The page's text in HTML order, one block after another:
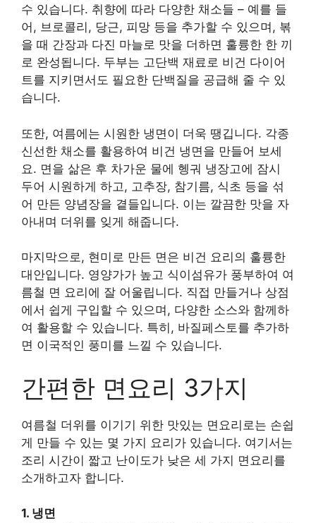
수 있습니다. 취향에 따라 다양한 채소들 – 예를 들
어, 브로콜리, 당근, 피망 등을 추가할 수 있으며, 볶
을 때 간장과 다진 마늘로 맛을 더하면 훌륭한 한 끼
로 완성됩니다. 두부는 고단백 재료로 비건 다이어
트를 지키면서도 필요한 단백질을 공급해 줄 수 있
습니다.
또한, 여름에는 시원한 냉면이 더욱 땡깁니다. 각종
신선한 채소를 활용하여 비건 냉면을 만들어 보세
요. 면을 삶은 후 차가운 물에 헹궈 냉장고에 잠시
두어 시원하게 하고, 고추장, 참기름, 식초 등을 섞
어 만든 양념장을 곁들입니다. 이는 깔끔한 맛을 자
아내며 더위를 잊게 해줍니다.
마지막으로, 현미로 만든 면은 비건 요리의 훌륭한
대안입니다. 영양가가 높고 식이섬유가 풍부하여 여
름철 면 요리에 잘 어울립니다. 직접 만들거나 상점
에서 쉽게 구입할 수 있으며, 다양한 소스와 함께하
여 활용할 수 있습니다. 특히, 바질페스토를 추가하
면 이국적인 풍미를 느낄 수 있습니다.
간편한 면요리 3가지
여름철 더위를 이기기 위한 맛있는 면요리로는 손쉽
게 만들 수 있는 몇 가지 요리가 있습니다. 여기서는
조리 시간이 짧고 난이도가 낮은 세 가지 면요리를
소개하고자 합니다.
1. 냉면